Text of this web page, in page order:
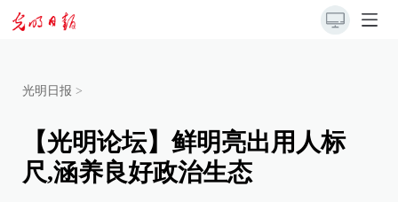
光明日报 >
【光明论坛】鲜明亮出用人标
尺,涵养良好政治生态